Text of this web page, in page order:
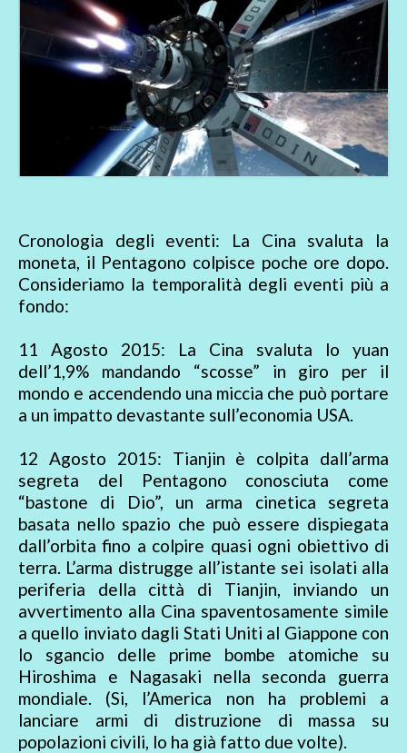
Cronologia degli eventi: La Cina svaluta la
moneta, il Pentagono colpisce poche ore dopo.
Consideriamo la temporalità degli eventi più a
fondo:
11 Agosto 2015: La Cina svaluta lo yuan
dell’1,9% mandando “scosse” in giro per il
mondo e accendendo una miccia che può portare
a un impatto devastante sull’economia USA.
12 Agosto 2015: Tianjin è colpita dall’arma
segreta del Pentagono conosciuta come
“bastone di Dio”, un arma cinetica segreta
basata nello spazio che può essere dispiegata
dall’orbita fino a colpire quasi ogni obiettivo di
terra. L’arma distrugge all’istante sei isolati alla
periferia della città di Tianjin, inviando un
avvertimento alla Cina spaventosamente simile
a quello inviato dagli Stati Uniti al Giappone con
lo sgancio delle prime bombe atomiche su
Hiroshima e Nagasaki nella seconda guerra
mondiale. (Si, l’America non ha problemi a
lanciare armi di distruzione di massa su
popolazioni civili, lo ha già fatto due volte).